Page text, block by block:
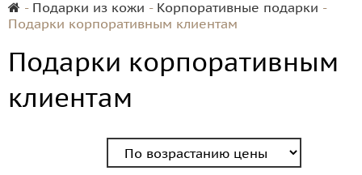
- Подарки из кожи - Корпоративные подарки -
Подарки корпоративным клиентам
Подарки корпоративным
клиентам